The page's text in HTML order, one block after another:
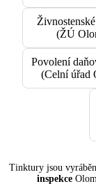
(ŽÚ
Povolení
(Celní úřad
Tinktury jsou
inspekce